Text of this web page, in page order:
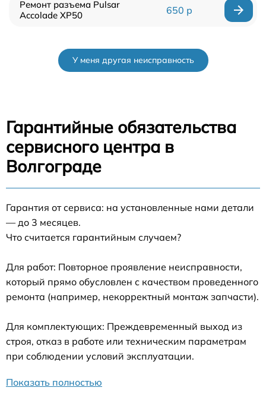
Ремонт разъема Pulsar
Accolade XP50
650 р
У меня другая неисправность
Гарантийные обязательства
сервисного центра в
Волгограде
Гарантия от сервиса: на установленные нами детали
— до 3 месяцев.
Что считается гарантийным случаем?
Для работ: Повторное проявление неисправности,
который прямо обусловлен с качеством проведенного
ремонта (например, некорректный монтаж запчасти).
Для комплектующих: Преждевременный выход из
строя, отказ в работе или техническим параметрам
при соблюдении условий эксплуатации.
Показать полностью